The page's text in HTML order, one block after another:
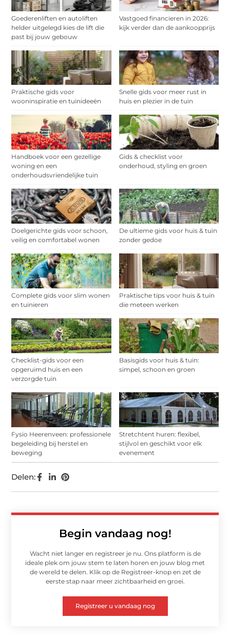
Goederenliften en autoliften
helder uitgelegd kies de lift die
past bij jouw gebouw
Vastgoed financieren in 2026:
kijk verder dan de aankoopprijs
Praktische gids voor
wooninspiratie en tuinideeën
Snelle gids voor meer rust in
huis en plezier in de tuin
Handboek voor een gezellige
woning en een
onderhoudsvriendelijke tuin
Gids & checklist voor
onderhoud, styling en groen
Doelgerichte gids voor schoon,
veilig en comfortabel wonen
De ultieme gids voor huis & tuin
zonder gedoe
Complete gids voor slim wonen
en tuinieren
Praktische tips voor huis & tuin
die meteen werken
Checklist-gids voor een
opgeruimd huis en een
verzorgde tuin
Basisgids voor huis & tuin:
simpel, schoon en groen
Fysio Heerenveen: professionele
begeleiding bij herstel en
beweging
Stretchtent huren: flexibel,
stijlvol en geschikt voor elk
evenement
Begin vandaag nog!
Wacht niet langer en registreer je nu. Ons platform is de
ideale plek om jouw stem te laten horen en jouw blog met
de wereld te delen. Klik op de Registreer-knop en zet de
eerste stap naar meer zichtbaarheid en groei.
Registreer u vandaag nog
Delen: